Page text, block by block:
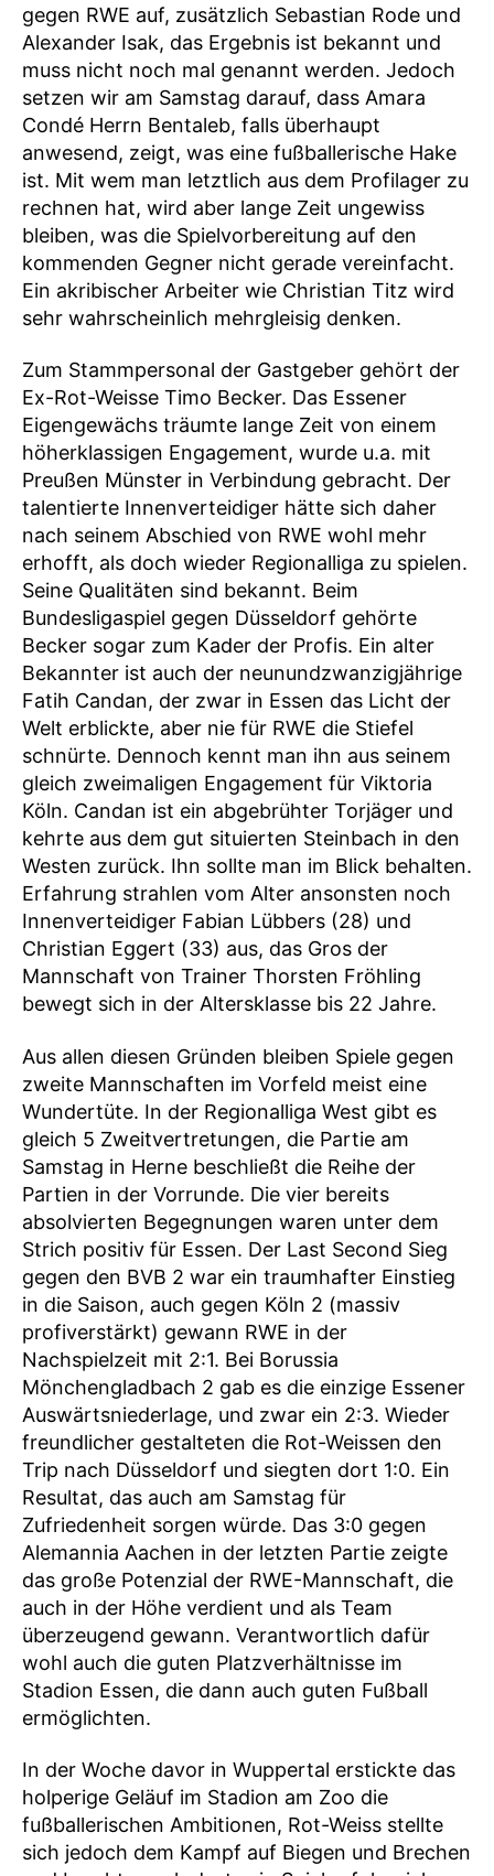
gegen RWE auf, zusätzlich Sebastian Rode und
Alexander Isak, das Ergebnis ist bekannt und
muss nicht noch mal genannt werden. Jedoch
setzen wir am Samstag darauf, dass Amara
Condé Herrn Bentaleb, falls überhaupt
anwesend, zeigt, was eine fußballerische Hake
ist. Mit wem man letztlich aus dem Profilager zu
rechnen hat, wird aber lange Zeit ungewiss
bleiben, was die Spielvorbereitung auf den
kommenden Gegner nicht gerade vereinfacht.
Ein akribischer Arbeiter wie Christian Titz wird
sehr wahrscheinlich mehrgleisig denken.
Zum Stammpersonal der Gastgeber gehört der
Ex-Rot-Weisse Timo Becker. Das Essener
Eigengewächs träumte lange Zeit von einem
höherklassigen Engagement, wurde u.a. mit
Preußen Münster in Verbindung gebracht. Der
talentierte Innenverteidiger hätte sich daher
nach seinem Abschied von RWE wohl mehr
erhofft, als doch wieder Regionalliga zu spielen.
Seine Qualitäten sind bekannt. Beim
Bundesligaspiel gegen Düsseldorf gehörte
Becker sogar zum Kader der Profis. Ein alter
Bekannter ist auch der neunundzwanzigjährige
Fatih Candan, der zwar in Essen das Licht der
Welt erblickte, aber nie für RWE die Stiefel
schnürte. Dennoch kennt man ihn aus seinem
gleich zweimaligen Engagement für Viktoria
Köln. Candan ist ein abgebrühter Torjäger und
kehrte aus dem gut situierten Steinbach in den
Westen zurück. Ihn sollte man im Blick behalten.
Erfahrung strahlen vom Alter ansonsten noch
Innenverteidiger Fabian Lübbers (28) und
Christian Eggert (33) aus, das Gros der
Mannschaft von Trainer Thorsten Fröhling
bewegt sich in der Altersklasse bis 22 Jahre.
Aus allen diesen Gründen bleiben Spiele gegen
zweite Mannschaften im Vorfeld meist eine
Wundertüte. In der Regionalliga West gibt es
gleich 5 Zweitvertretungen, die Partie am
Samstag in Herne beschließt die Reihe der
Partien in der Vorrunde. Die vier bereits
absolvierten Begegnungen waren unter dem
Strich positiv für Essen. Der Last Second Sieg
gegen den BVB 2 war ein traumhafter Einstieg
in die Saison, auch gegen Köln 2 (massiv
profiverstärkt) gewann RWE in der
Nachspielzeit mit 2:1. Bei Borussia
Mönchengladbach 2 gab es die einzige Essener
Auswärtsniederlage, und zwar ein 2:3. Wieder
freundlicher gestalteten die Rot-Weissen den
Trip nach Düsseldorf und siegten dort 1:0. Ein
Resultat, das auch am Samstag für
Zufriedenheit sorgen würde. Das 3:0 gegen
Alemannia Aachen in der letzten Partie zeigte
das große Potenzial der RWE-Mannschaft, die
auch in der Höhe verdient und als Team
überzeugend gewann. Verantwortlich dafür
wohl auch die guten Platzverhältnisse im
Stadion Essen, die dann auch guten Fußball
ermöglichten.
In der Woche davor in Wuppertal erstickte das
holperige Geläuf im Stadion am Zoo die
fußballerischen Ambitionen, Rot-Weiss stellte
sich jedoch dem Kampf auf Biegen und Brechen